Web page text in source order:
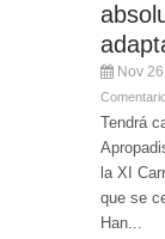
Nov
Tendrá
la XI
que se
Han...